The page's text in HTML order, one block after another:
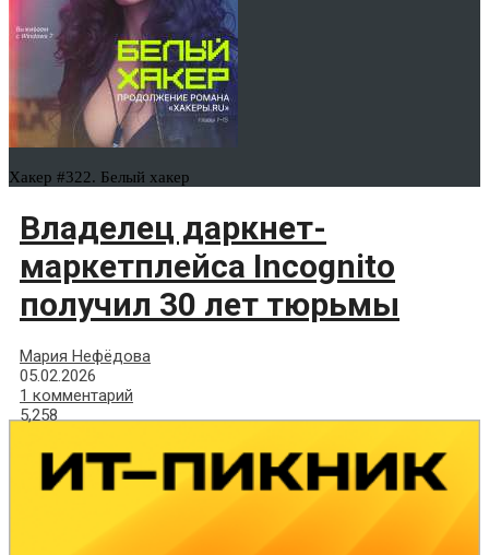
Хакер #322. Белый хакер
Владелец даркнет-
маркетплейса Incognito
получил 30 лет тюрьмы
Мария Нефёдова
05.02.2026
1 комментарий
5,258